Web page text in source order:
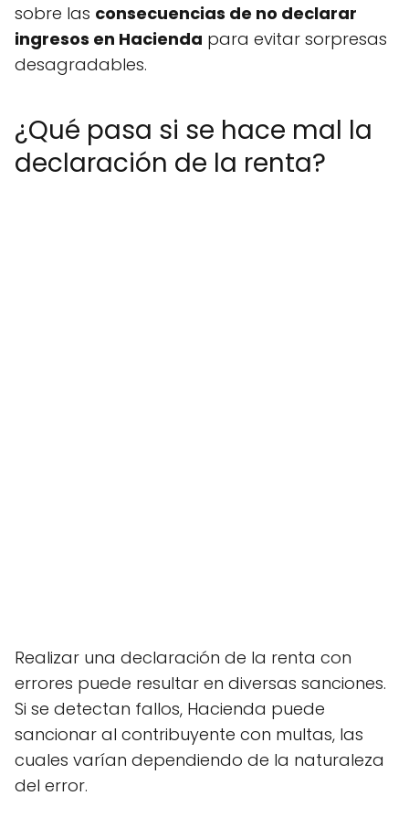
sobre las consecuencias de no declarar
ingresos en Hacienda para evitar sorpresas
desagradables.
¿Qué pasa si se hace mal la
declaración de la renta?
Realizar una declaración de la renta con
errores puede resultar en diversas sanciones.
Si se detectan fallos, Hacienda puede
sancionar al contribuyente con multas, las
cuales varían dependiendo de la naturaleza
del error.